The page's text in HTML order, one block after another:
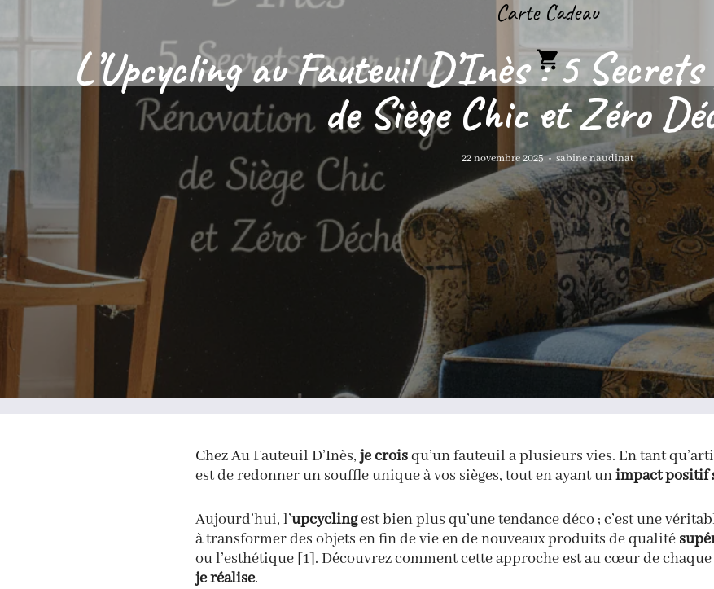
Carte Cadeau
L’Upcycling au Fauteuil D’Inès : 5
de Siège Chic et Zéro
22 novembre 2025 • sabine naudinat
Chez Au Fauteuil D’Inès,je croisqu’un fauteuil a plusieurs vies. En tant
est de redonner un souffle unique à vos sièges, tout en ayant unimpact positif
Aujourd’hui, l’upcyclingest bien plus qu’une tendance déco ; c’est une
à transformer des objets en fin de vie en de nouveaux produits de qualité
ou l’esthétique [1]. Découvrez comment cette approche est au cœur de
je réalise.